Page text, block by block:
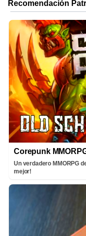
Corepunk
Un verdadero MMORPG
mejor!